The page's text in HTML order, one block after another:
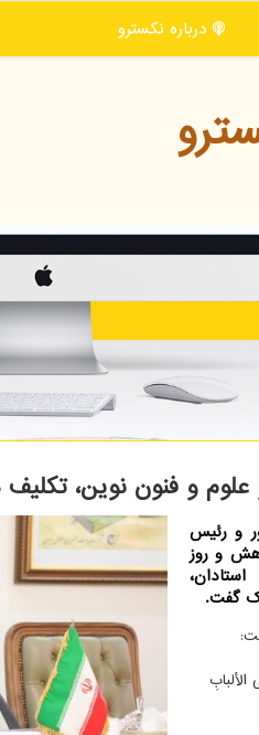
درباره نكسترو
و فنون نوین،
و رئیس
و روز
گفت.